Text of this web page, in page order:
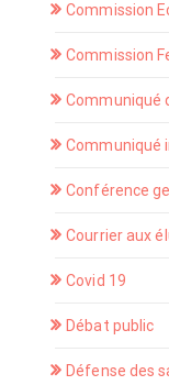
Commission
Commission
Communiqué
Communiqué
Conférence
Courrier aux
Covid 19
Débat public
Défense des